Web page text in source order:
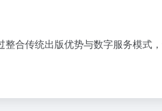
合传统出版优势与数字服务模式